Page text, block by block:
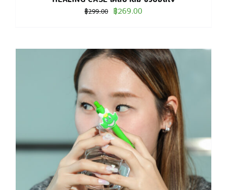
฿299.00 Original
฿299.00.
฿269.00Current
฿269.00.